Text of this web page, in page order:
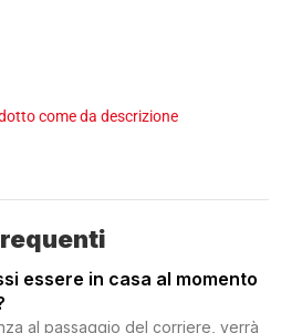
come da descrizione
essere in casa al momento
al passaggio del corriere, verrà